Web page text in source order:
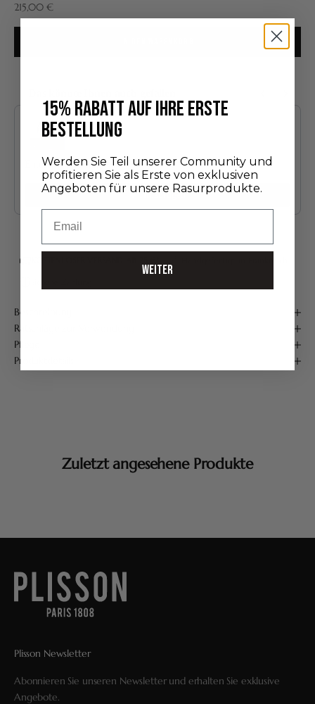
Angebot
215,00 €
Use the Previous and Next buttons to navigate through product
Entdeckungsedition
24,00 €
Hinzufügen
Beschreibung
Ratschläge zur Verwendung
Pflege
Produktdetails
Zuletzt angesehene Produkte
Plisson Newsletter
Abonnieren Sie unseren Newsletter und erhalten Sie exklusive
Angebote.
15% RABATT AUF IHRE ERSTE
BESTELLUNG
Werden Sie Teil unserer Community und
profitieren Sie als Erste von exklusiven
Angeboten für unsere Rasurprodukte.
WEITER